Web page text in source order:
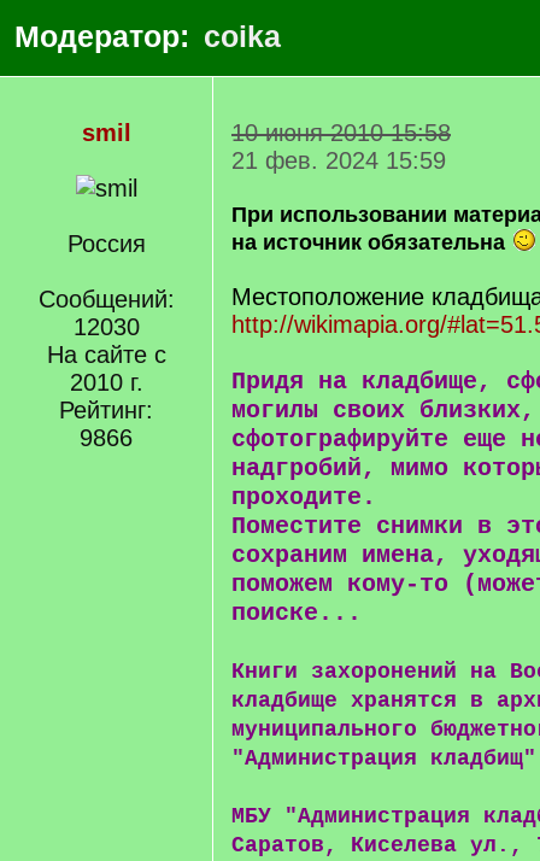
Модератор: coika
smil
Россия
Сообщений:
12030
На сайте с
2010 г.
Рейтинг:
9866
10 июня 2010 15:58
21 фев. 2024 15:59
При использовании
на источник обязательна
Местоположение
http://wikimapia.org/
Придя на кладбище,
могилы своих близких,
сфотографируйте еще
надгробий, мимо
проходите.
Поместите снимки в
сохраним имена,
поможем кому-то
поиске...
Книги захоронений на
кладбище хранятся в
муниципального
"Администрация
МБУ "Администрация
Саратов, Киселева ул.,